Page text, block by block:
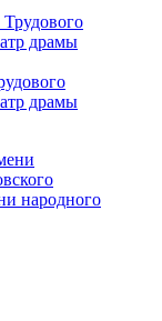
драмы
народного